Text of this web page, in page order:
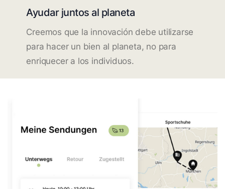
Ayudar juntos al planeta
Creemos que la innovación debe utilizarse
para hacer un bien al planeta, no para
enriquecer a los individuos.